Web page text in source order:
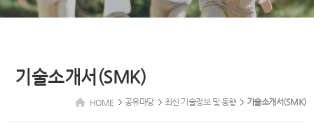
기술소개서(SMK)
HOME 공유마당 최신 기술정보 및 동향 기술소개서(SMK)